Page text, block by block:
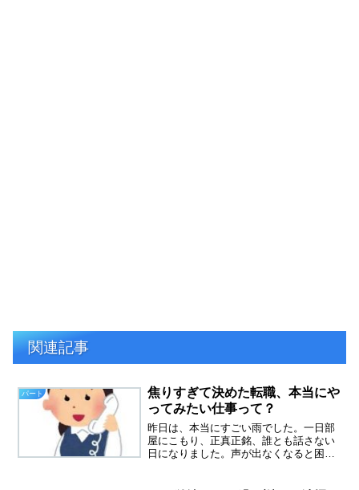
関連記事
パート
焦りすぎて決めた転職、本当にや
ってみたい仕事って？
昨日は、本当にすごい雨でした。一日部
屋にこもり、正真正銘、誰とも話さない
日になりました。声が出なくなると困る